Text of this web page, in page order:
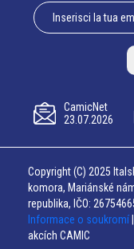
CamicNet
23.07.2026
Copyright (C) 2025
komora, Mariánské
republika, IČO:
Informace o soukromí
akcích CAMIC